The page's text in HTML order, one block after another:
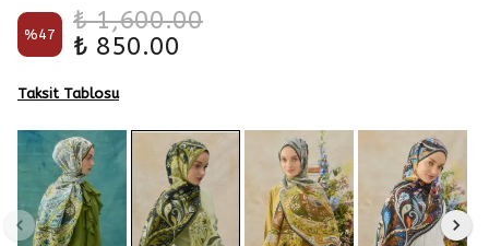
%47
₺ 1,600.00
₺ 850.00
Taksit Tablosu